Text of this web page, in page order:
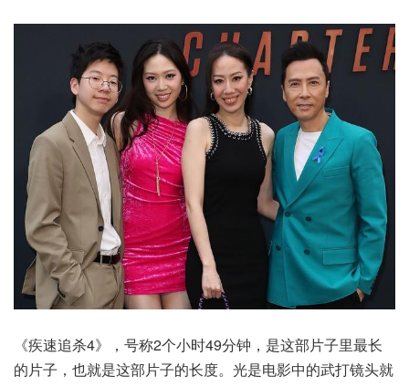
《疾速追杀4》，号称2个小时49分钟，是这部片子里最长
的片子，也就是这部片子的长度。光是电影中的武打镜头就